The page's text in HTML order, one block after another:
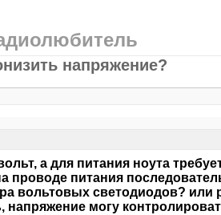
напряжение?
а для питания ноута
проводе питания
вольтовых светодиодов? или
напряжение могу